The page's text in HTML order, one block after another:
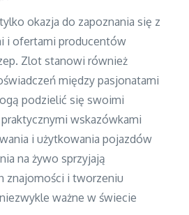
okazja do zapoznania się z
i ofertami producentów
Zlot stanowi również
między pasjonatami
podzielić się swoimi
wskazówkami
i użytkowania pojazdów
na żywo sprzyjają
znajomości i tworzeniu
ważne w świecie